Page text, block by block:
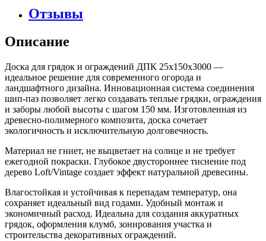
Отзывы
Описание
Доска для грядок и ограждений ДПК 25х150х3000 —
идеальное решение для современного огорода и
ландшафтного дизайна. Инновационная система соединения
шип-паз позволяет легко создавать теплые грядки, ограждения
и заборы любой высоты с шагом 150 мм. Изготовленная из
древесно-полимерного композита, доска сочетает
экологичность и исключительную долговечность.
Материал не гниет, не выцветает на солнце и не требует
ежегодной покраски. Глубокое двустороннее тиснение под
дерево Loft/Vintage создает эффект натуральной древесины.
Влагостойкая и устойчивая к перепадам температур, она
сохраняет идеальный вид годами. Удобный монтаж и
экономичный расход. Идеальна для создания аккуратных
грядок, оформления клумб, зонирования участка и
строительства декоративных ограждений.